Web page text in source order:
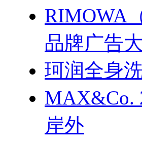
RIMOWA
品牌广告
珂润全身
MAX&Co.
岸外